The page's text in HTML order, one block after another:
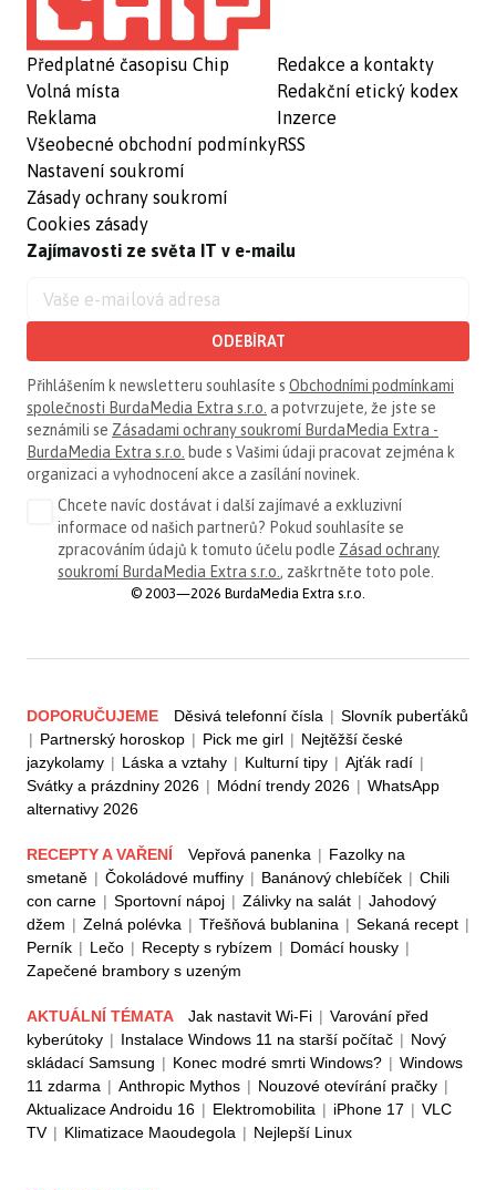
Předplatné časopisu Chip
Volná místa
Reklama
Všeobecné obchodní podmínky
Nastavení soukromí
Zásady ochrany soukromí
Cookies zásady
Redakce a kontakty
Redakční etický kodex
Inzerce
RSS
Zajímavosti ze světa IT v e-mailu
ODEBÍRAT
Přihlášením k newsletteru souhlasíte s Obchodními podmínkami
společnosti BurdaMedia Extra s.r.o. a potvrzujete, že jste se
seznámili se Zásadami ochrany soukromí BurdaMedia Extra -
BurdaMedia Extra s.r.o. bude s Vašimi údaji pracovat zejména k
organizaci a vyhodnocení akce a zasílání novinek.
Chcete navíc dostávat i další zajímavé a exkluzivní
informace od našich partnerů? Pokud souhlasíte se
zpracováním údajů k tomuto účelu podle Zásad ochrany
soukromí BurdaMedia Extra s.r.o., zaškrtněte toto pole.
© 2003—2026 BurdaMedia Extra s.r.o.
DOPORUČUJEME Děsivá telefonní čísla | Slovník puberťáků
| Partnerský horoskop | Pick me girl | Nejtěžší české
jazykolamy | Láska a vztahy | Kulturní tipy | Ajťák radí |
Svátky a prázdniny 2026 | Módní trendy 2026 | WhatsApp
alternativy 2026
RECEPTY A VAŘENÍ Vepřová panenka | Fazolky na
smetaně | Čokoládové muffiny | Banánový chlebíček | Chili
con carne | Sportovní nápoj | Zálivky na salát | Jahodový
džem | Zelná polévka | Třešňová bublanina | Sekaná recept |
Perník | Lečo | Recepty s rybízem | Domácí housky |
Zapečené brambory s uzeným
AKTUÁLNÍ TÉMATA Jak nastavit Wi-Fi | Varování před
kyberútoky | Instalace Windows 11 na starší počítač | Nový
skládací Samsung | Konec modré smrti Windows? | Windows
11 zdarma | Anthropic Mythos | Nouzové otevírání pračky |
Aktualizace Androidu 16 | Elektromobilita | iPhone 17 | VLC
TV | Klimatizace Maoudegola | Nejlepší Linux